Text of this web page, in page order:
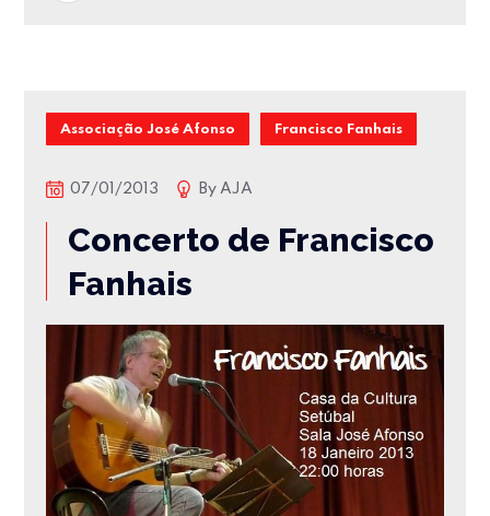
Associação José Afonso Francisco Fanhais
07/01/2013 ByAJA
Concerto de Francisco
Fanhais